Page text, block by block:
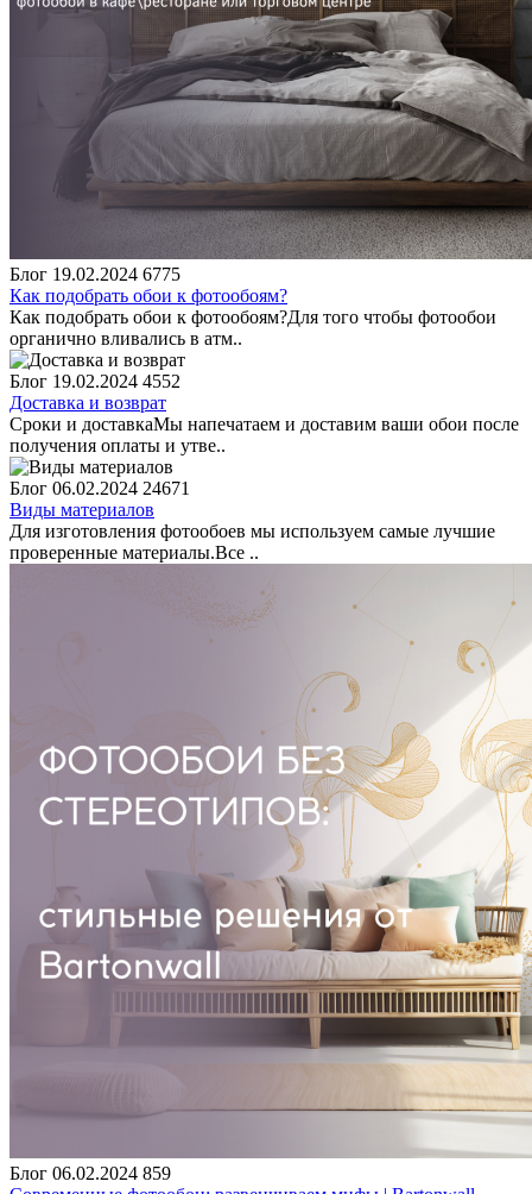
Блог 19.02.2024 6775
Как подобрать обои к фотообоям?
Как подобрать обои к фотообоям?Для того чтобы фотообои
органично вливались в атм..
Блог 19.02.2024 4552
Доставка и возврат
Сроки и доставкаМы напечатаем и доставим ваши обои после
получения оплаты и утве..
Блог 06.02.2024 24671
Виды материалов
Для изготовления фотообоев мы используем самые лучшие
проверенные материалы.Все ..
Блог 06.02.2024 859